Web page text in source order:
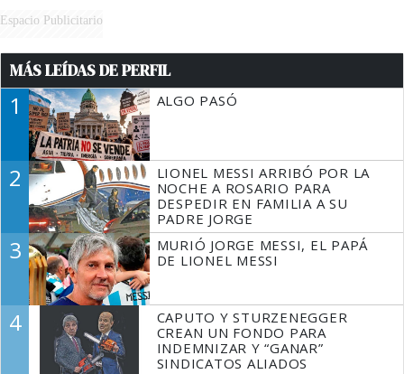
Espacio Publicitario
MÁS LEÍDAS DE PERFIL
1 ALGO PASÓ
2
LIONEL MESSI ARRIBÓ POR LA
NOCHE A ROSARIO PARA
DESPEDIR EN FAMILIA A SU
PADRE JORGE
3
MURIÓ JORGE MESSI, EL PAPÁ
DE LIONEL MESSI
4
CAPUTO Y STURZENEGGER
CREAN UN FONDO PARA
INDEMNIZAR Y “GANAR”
SINDICATOS ALIADOS